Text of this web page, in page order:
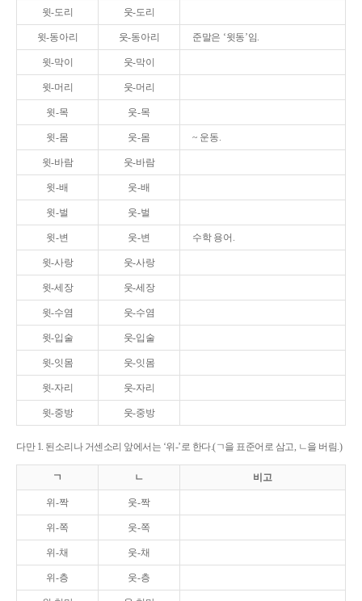
윗-도리 웃-도리
윗-동아리 웃-동아리 준말은 ‘윗동’임.
윗-막이 웃-막이
윗-머리 웃-머리
윗-목 웃-목
윗-몸 웃-몸 ~ 운동.
윗-바람 웃-바람
윗-배 웃-배
윗-벌 웃-벌
윗-변 웃-변 수학 용어.
윗-사랑 웃-사랑
윗-세장 웃-세장
윗-수염 웃-수염
윗-입술 웃-입술
윗-잇몸 웃-잇몸
윗-자리 웃-자리
윗-중방 웃-중방
다만 1. 된소리나 거센소리 앞에서는 ‘위-’로 한다.(ㄱ을 표준어로 삼고, ㄴ을 버림.)
ㄱ ㄴ 비고
위-짝 웃-짝
위-쪽 웃-쪽
위-채 웃-채
위-층 웃-층